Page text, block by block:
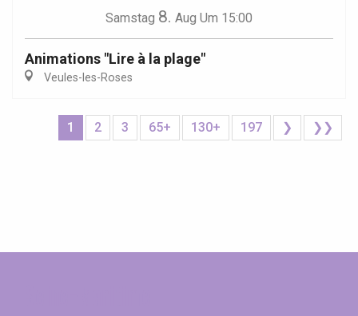
Samstag 8. Aug Um 15:00
Animations "Lire à la plage"
Veules-les-Roses
1 2 3 65+ 130+ 197 ❯ ❯❯